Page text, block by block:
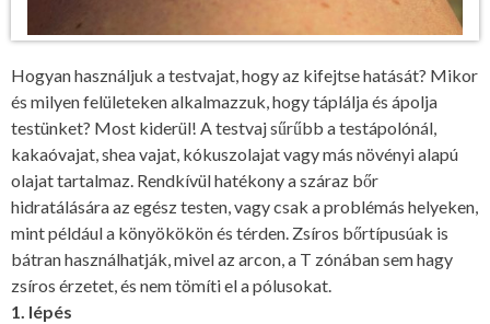
Hogyan használjuk a testvajat, hogy az kifejtse hatását? Mikor
és milyen felületeken alkalmazzuk, hogy táplálja és ápolja
testünket? Most kiderül! A testvaj sűrűbb a testápolónál,
kakaóvajat, shea vajat, kókuszolajat vagy más növényi alapú
olajat tartalmaz. Rendkívül hatékony a száraz bőr
hidratálására az egész testen, vagy csak a problémás helyeken,
mint például a könyökökön és térden. Zsíros bőrtípusúak is
bátran használhatják, mivel az arcon, a T zónában sem hagy
zsíros érzetet, és nem tömíti el a pólusokat.
1. lépés